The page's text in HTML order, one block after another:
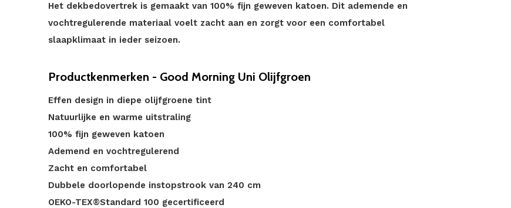
Het dekbedovertrek is gemaakt van 100% fijn geweven katoen. Dit ademende en
vochtregulerende materiaal voelt zacht aan en zorgt voor een comfortabel
slaapklimaat in ieder seizoen.
Productkenmerken - Good Morning Uni Olijfgroen
Effen design in diepe olijfgroene tint
Natuurlijke en warme uitstraling
100% fijn geweven katoen
Ademend en vochtregulerend
Zacht en comfortabel
Dubbele doorlopende instopstrook van 240 cm
OEKO-TEX®Standard 100 gecertificeerd